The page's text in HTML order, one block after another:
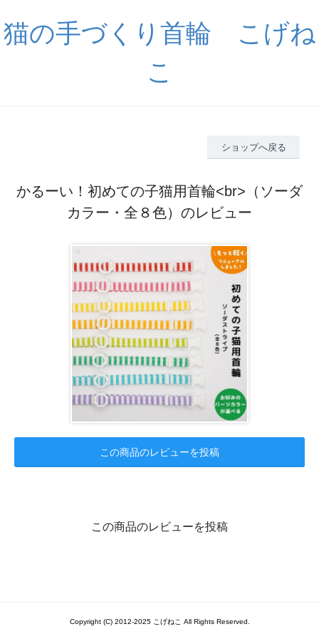
猫の手づくり首輪 こげね
こ
ショップへ戻る
かるーい！初めての子猫用首輪<br>（ソーダ
カラー・全８色）のレビュー
この商品のレビューを投稿
この商品のレビューを投稿
Copyright (C) 2012-2025 こげねこ All Rights Reserved.